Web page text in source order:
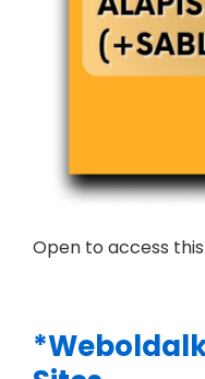
Open to access